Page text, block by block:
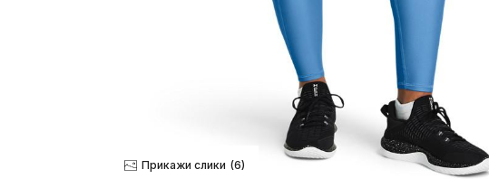
Прикажи слики (6)